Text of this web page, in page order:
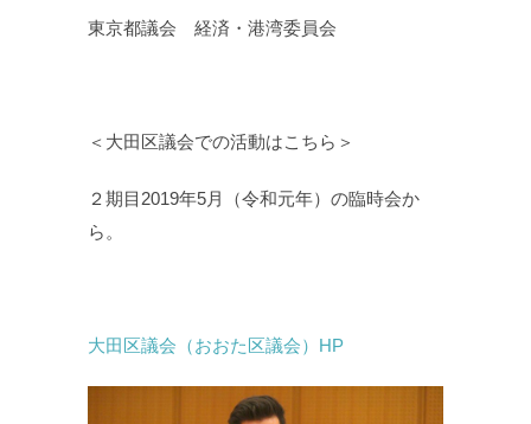
東京都議会 経済・港湾委員会
＜大田区議会での活動はこちら＞
２期目2019年5月（令和元年）の臨時会か
ら。
大田区議会（おおた区議会）HP